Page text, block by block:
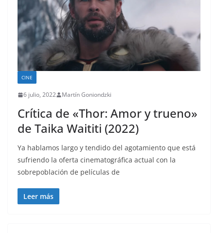
CINE
6 julio, 2022 Martín Goniondzki
Crítica de «Thor: Amor y trueno»
de Taika Waititi (2022)
Ya hablamos largo y tendido del agotamiento que está
sufriendo la oferta cinematográfica actual con la
sobrepoblación de películas de
Leer más